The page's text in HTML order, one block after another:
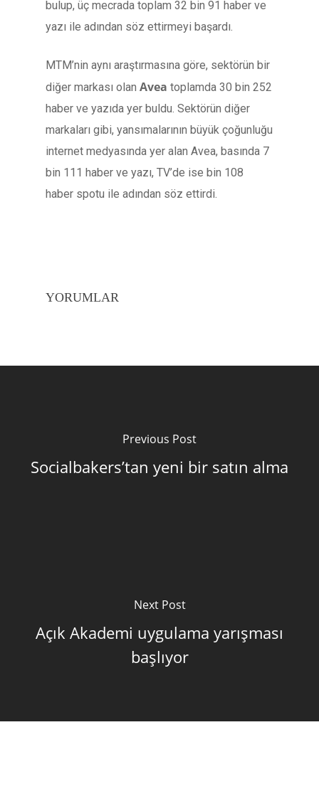
bulup, üç mecrada toplam 32 bin 91 haber ve
yazı ile adından söz ettirmeyi başardı.
MTM’nin aynı araştırmasına göre, sektörün bir
diğer markası olan Avea toplamda 30 bin 252
haber ve yazıda yer buldu. Sektörün diğer
markaları gibi, yansımalarının büyük çoğunluğu
internet medyasında yer alan Avea, basında 7
bin 111 haber ve yazı, TV’de ise bin 108
haber spotu ile adından söz ettirdi.
YORUMLAR
Previous Post
Socialbakers’tan yeni bir satın alma
Next Post
Açık Akademi uygulama yarışması
başlıyor